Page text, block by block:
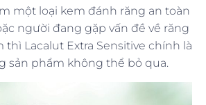
một loại kem đánh răng an toàn
người đang gặp vấn đề về răng
thì Lacalut Extra Sensitive chính là
sản phẩm không thể bỏ qua.